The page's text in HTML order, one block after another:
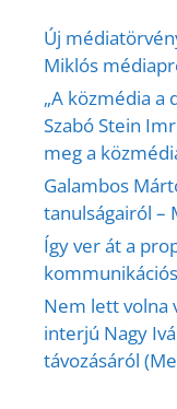
Új
Miklós
„A közmédia a
Szabó Stein
meg a
Galambos
tanulságairól –
Így ver át a
Nem lett volna
interjú Nagy
távozásáról